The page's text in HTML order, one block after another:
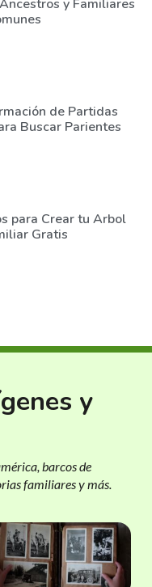
y Familiares
de Partidas
Buscar Parientes
para Crear tu Arbol
Gratis
y
barcos de
familiares y más.